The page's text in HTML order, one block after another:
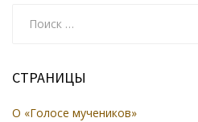
СТРАНИЦЫ
О «Голосе мучеников»